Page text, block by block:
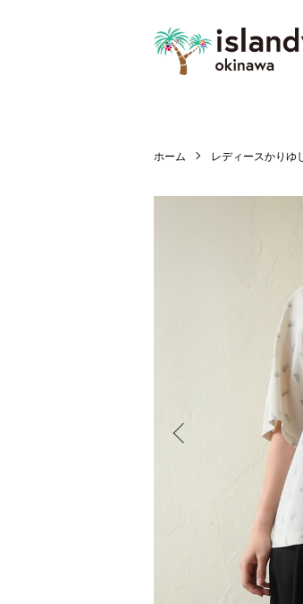
ホーム レディースかりゆ